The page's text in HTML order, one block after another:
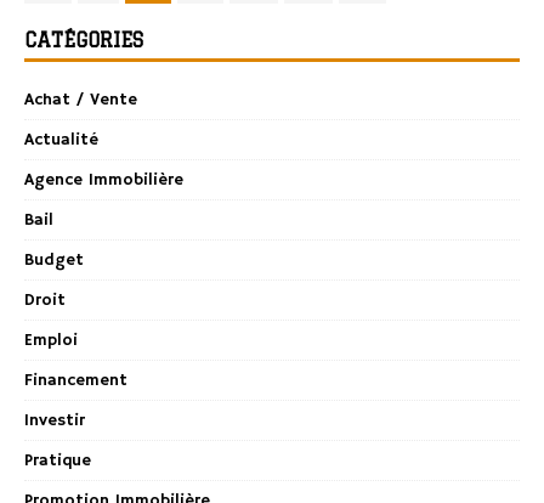
CATÉGORIES
Achat / Vente
Actualité
Agence Immobilière
Bail
Budget
Droit
Emploi
Financement
Investir
Pratique